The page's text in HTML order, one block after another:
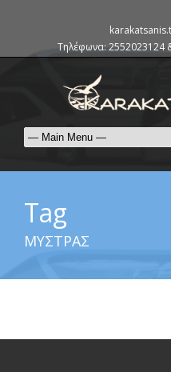
Τηλέφωνα: 2552023124
Tag
ΜΥΣΤΡΑΣ